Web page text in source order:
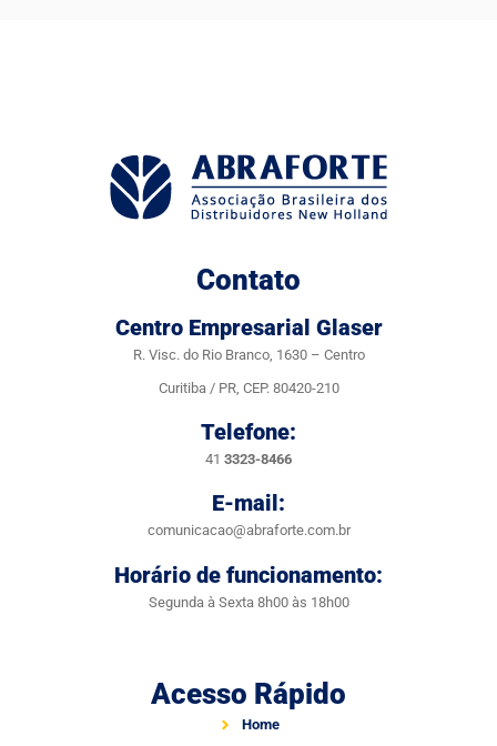
Contato
Centro Empresarial Glaser
R. Visc. do Rio Branco, 1630 – Centro
Curitiba / PR, CEP. 80420-210
Telefone:
41 3323-8466
E-mail:
comunicacao@abraforte.com.br
Horário de funcionamento:
Segunda à Sexta 8h00 às 18h00
Acesso Rápido
Home